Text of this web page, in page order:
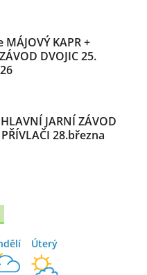
KAPR +
DVOJIC 25.
JARNÍ ZÁVOD
PŘÍVLAČI 28.března
Úterý